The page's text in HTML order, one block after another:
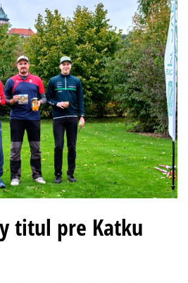
titul pre Katku